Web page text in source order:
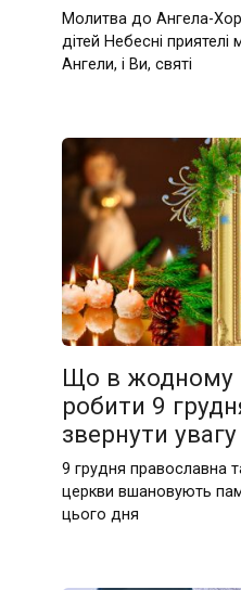
Молитва до Ангела-
дітей Небесні приятелі
Ангели, і Ви, святі
Що в жодному
робити 9
звернути
9 грудня православна
церкви вшановують
цього дня